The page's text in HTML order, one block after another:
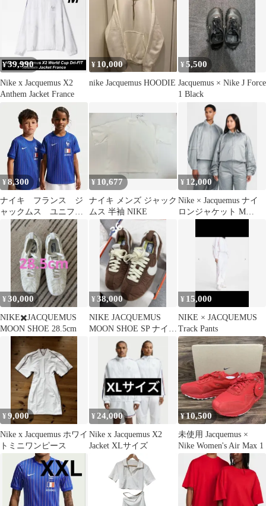
¥39,990
Nike x Jacquemus X2
Anthem Jacket France
¥ 10,000
nike Jacquemus HOODIE
¥5,500
Jacquemus × Nike J Force
1 Black
¥8,300
ナイキ フランス ジ
ャックムス ユニフォ
ーム キッズ S 新
品 未使用 未着用
¥10,677
ナイキ メンズ ジャック
ムス 半袖 NIKE
¥ 12,000
Nike × Jacquemus ナイ
ロンジャケット M
¥30,000
NIKE✖️JACQUEMUS
MOON SHOE 28.5cm
¥38,000
NIKE JACQUEMUS
MOON SHOE SP ナイキ
ムーンシューズ
¥ 15,000
NIKE × JACQUEMUS
Track Pants
¥9,000
Nike x Jacquemus ホワイ
トミニワンピース
¥ 24,000
Nike x Jacquemus X2
Jacket XLサイズ
¥10,500
未使用 Jacquemus ×
Nike Women's Air Max 1